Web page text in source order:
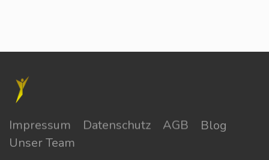
Impressum Datenschutz AGB
Blog
Unser Team